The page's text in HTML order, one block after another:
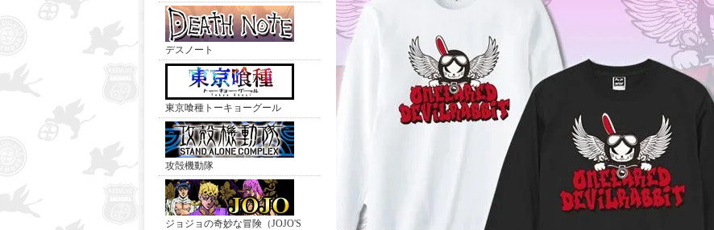
デスノート
東京喰種トーキョーグール
攻殻機動隊
ジョジョの奇妙な冒険（JOJO'S